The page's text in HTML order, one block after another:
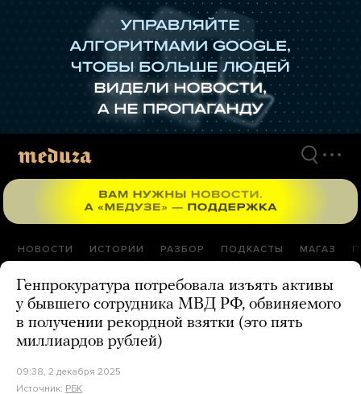
НОВОСТИ ИСТОРИИ РАЗБОР ПОДКАСТЫ МАГАЗ
Генпрокуратура потребовала изъять активы
у бывшего сотрудника МВД РФ, обвиняемого
в получении рекордной взятки (это пять
миллиардов рублей)
09:38, 2 декабря 2025
Источник: РБК